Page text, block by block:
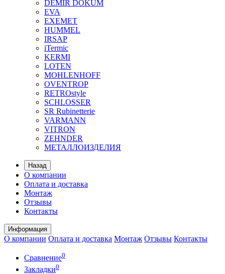
DEMIR DOKUM
EVA
EXEMET
HUMMEL
IRSAP
iTermic
KERMI
LOTEN
MOHLENHOFF
OVENTROP
RETROstyle
SCHLOSSER
SR Rubinetterie
VARMANN
VITRON
ZEHNDER
МЕТАЛЛОИЗДЕЛИЯ
Назад
О компании
Оплата и доставка
Монтаж
Отзывы
Контакты
Информация
О компании Оплата и доставка Монтаж Отзывы Контакты
Сравнение0
Закладки0